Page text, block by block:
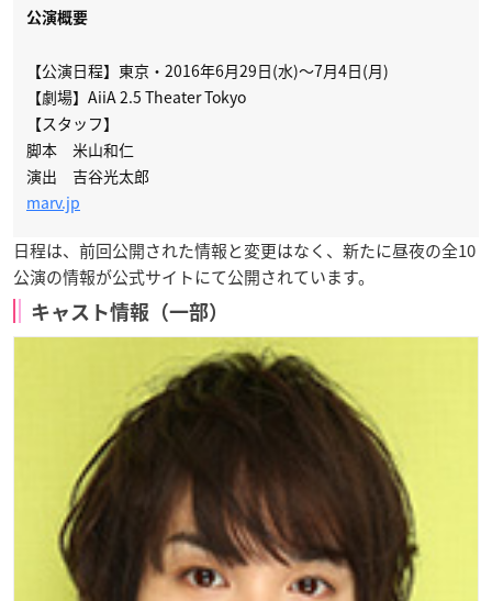
公演概要
【公演日程】東京・2016年6月29日(水)～7月4日(月)
【劇場】AiiA 2.5 Theater Tokyo
【スタッフ】
脚本 米山和仁
演出 吉谷光太郎
marv.jp
日程は、前回公開された情報と変更はなく、新たに昼夜の全10
公演の情報が公式サイトにて公開されています。
キャスト情報（一部）